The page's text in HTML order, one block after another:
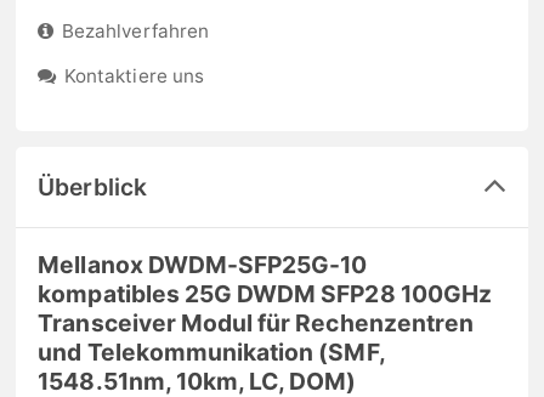
Bezahlverfahren
Kontaktiere uns
Überblick
Mellanox DWDM-SFP25G-10
kompatibles 25G DWDM SFP28 100GHz
Transceiver Modul für Rechenzentren
und Telekommunikation (SMF,
1548.51nm, 10km, LC, DOM)